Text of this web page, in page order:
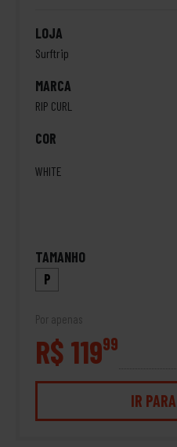
LOJA
Surftrip
MARCA
RIP CURL
COR
WHITE
TAMANHO
P
Por apenas
R$ 11999
IR